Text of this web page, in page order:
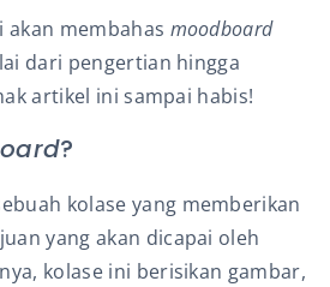
akan membahas moodboard
dari pengertian hingga
artikel ini sampai habis!
?
kolase yang memberikan
yang akan dicapai oleh
kolase ini berisikan gambar,